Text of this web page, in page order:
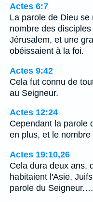
Actes 6:7
La parole de Dieu
nombre des
Jérusalem, et une
obéissaient à la foi.
Actes 9:42
Cela fut connu de
au Seigneur.
Actes 12:24
Cependant la parole
en plus, et le
Actes 19:10,26
Cela dura deux ans,
habitaient l'Asie,
parole du Seigneur.…